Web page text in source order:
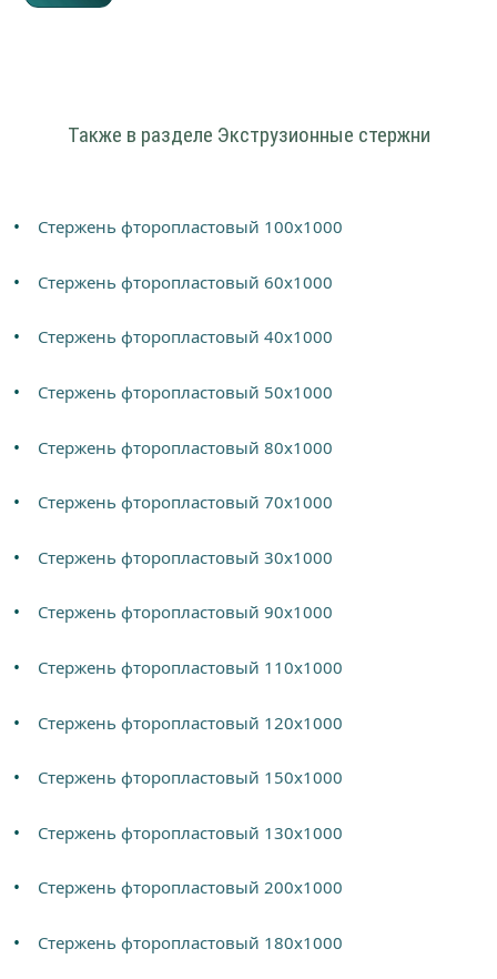
Также в разделе Экструзионные стержни
Стержень фторопластовый 100х1000
Стержень фторопластовый 60х1000
Стержень фторопластовый 40х1000
Стержень фторопластовый 50х1000
Стержень фторопластовый 80х1000
Стержень фторопластовый 70х1000
Стержень фторопластовый 30х1000
Стержень фторопластовый 90х1000
Стержень фторопластовый 110х1000
Стержень фторопластовый 120х1000
Стержень фторопластовый 150х1000
Стержень фторопластовый 130х1000
Стержень фторопластовый 200х1000
Стержень фторопластовый 180х1000